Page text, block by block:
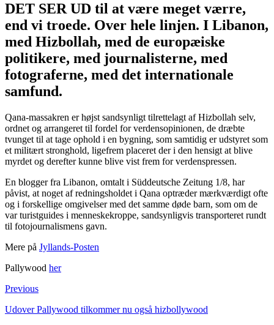
DET SER UD til at være meget værre,
end vi troede. Over hele linjen. I Libanon,
med Hizbollah, med de europæiske
politikere, med journalisterne, med
fotograferne, med det internationale
samfund.
Qana-massakren er højst sandsynligt tilrettelagt af Hizbollah selv,
ordnet og arrangeret til fordel for verdensopinionen, de dræbte
tvunget til at tage ophold i en bygning, som samtidig er udstyret som
et militært stronghold, ligefrem placeret der i den hensigt at blive
myrdet og derefter kunne blive vist frem for verdenspressen.
En blogger fra Libanon, omtalt i Süddeutsche Zeitung 1/8, har
påvist, at noget af redningsholdet i Qana optræder mærkværdigt ofte
og i forskellige omgivelser med det samme døde barn, som om de
var turistguides i menneskekroppe, sandsynligvis transporteret rundt
til fotojournalismens gavn.
Mere på Jyllands-Posten
Pallywood her
Previous
Udover Pallywood tilkommer nu også hizbollywood